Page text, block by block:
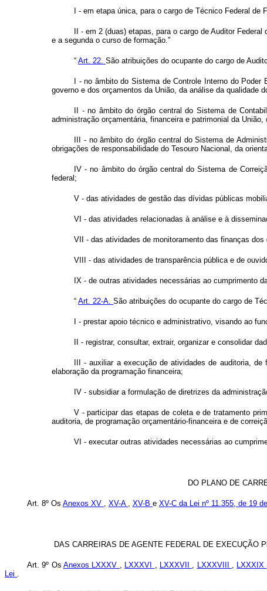
I - em etapa única, para o cargo de Técnico Federal de
II - em 2 (duas) etapas, para o cargo de Auditor
e a segunda o curso de formação.”
“ Art. 22. São atribuições do ocupante do cargo de
I - no âmbito do Sistema de Controle Interno do
governo e dos orçamentos da União, da análise da qualidade
II - no âmbito do órgão central do Sistema de
administração orçamentária, financeira e patrimonial da
III - no âmbito do órgão central do Sistema de
obrigações de responsabilidade do Tesouro Nacional, da
IV - no âmbito do órgão central do Sistema de
federal;
V - das atividades de gestão das dívidas públicas
VI - das atividades relacionadas à análise e à
VII - das atividades de monitoramento das finanças
VIII - das atividades de transparência pública e de
IX - de outras atividades necessárias ao cumprimento
“ Art. 22-A. São atribuições do ocupante do cargo de
I - prestar apoio técnico e administrativo, visando ao
II - registrar, consultar, extrair, organizar e consolidar
III - auxiliar a execução de atividades de auditoria,
elaboração da programação financeira;
IV - subsidiar a formulação de diretrizes da
V - participar das etapas de coleta e de tratamento
auditoria, de programação orçamentário-financeira e de
VI - executar outras atividades necessárias ao
DO PLANO DE
Art. 8º Os Anexos XV , XV-A , XV-B e XV-C da Lei nº 11.355, de 19
DAS CARREIRAS DE AGENTE FEDERAL DE EXECUÇÃO
Art. 9º OsAnexos LXXXV , LXXXVI , LXXXVII , LXXXVIII , LXXXIX
Lei .